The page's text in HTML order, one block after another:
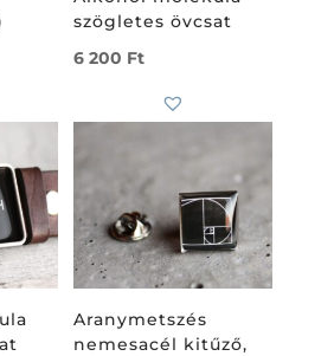
szögletes övcsat
6 200 Ft
Aranymetszés
nemesacél kitűző,